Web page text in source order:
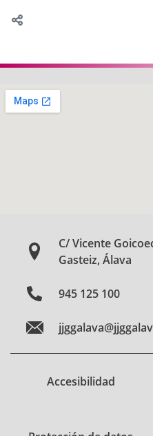
C/ Vicente
Gasteiz, Álava
945 125 100
Accesibilidad